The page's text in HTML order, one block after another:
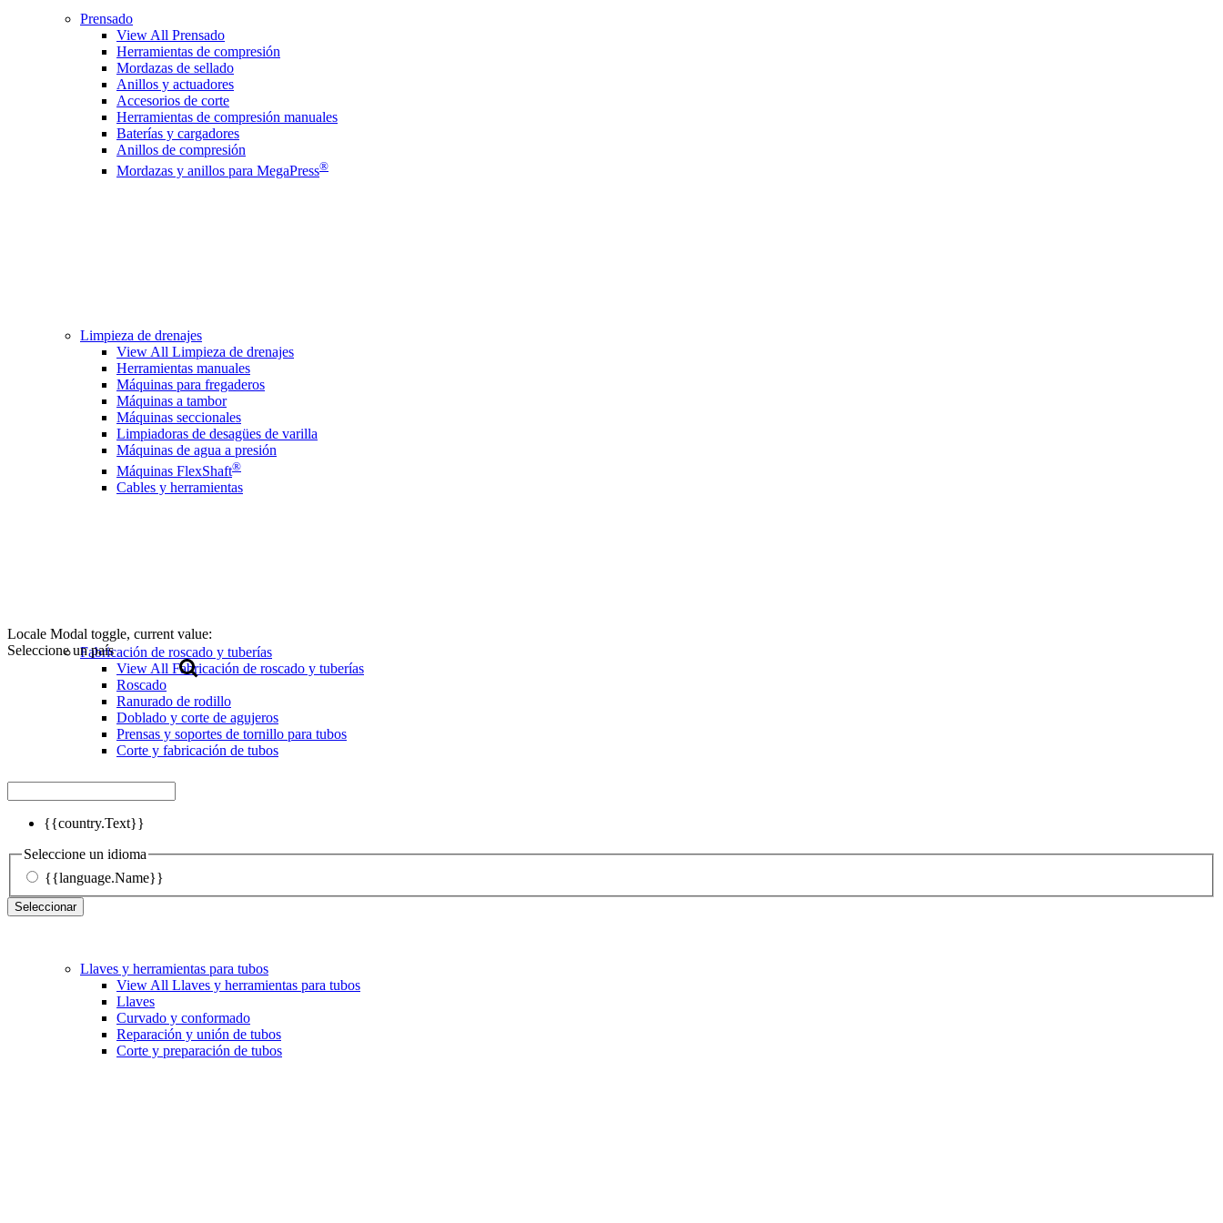
Locale Modal toggle, current value:
Seleccione un país
{{country.Text}}
Seleccione un idioma
{{language.Name}}
Seleccionar
Prensado
View All Prensado
Herramientas de compresión
Mordazas de sellado
Anillos y actuadores
Accesorios de corte
Herramientas de compresión manuales
Baterías y cargadores
Anillos de compresión
Mordazas y anillos para MegaPress®
Limpieza de drenajes
View All Limpieza de drenajes
Herramientas manuales
Máquinas para fregaderos
Máquinas a tambor
Máquinas seccionales
Limpiadoras de desagües de varilla
Máquinas de agua a presión
Máquinas FlexShaft®
Cables y herramientas
Fabricación de roscado y tuberías
View All Fabricación de roscado y tuberías
Roscado
Ranurado de rodillo
Doblado y corte de agujeros
Prensas y soportes de tornillo para tubos
Corte y fabricación de tubos
Llaves y herramientas para tubos
View All Llaves y herramientas para tubos
Llaves
Curvado y conformado
Reparación y unión de tubos
Corte y preparación de tubos